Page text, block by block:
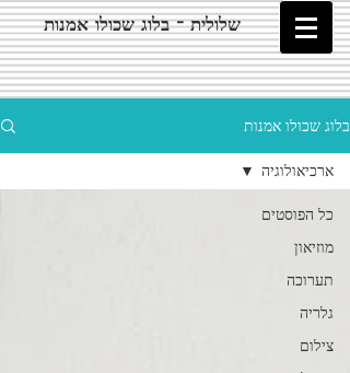
שלולית - בלוג שכולו אמנות
בלוג שכולו אמנות
כל הפוסטים
מוזיאון
תערוכה
גלריה
צילום
ארכיאולוגיה